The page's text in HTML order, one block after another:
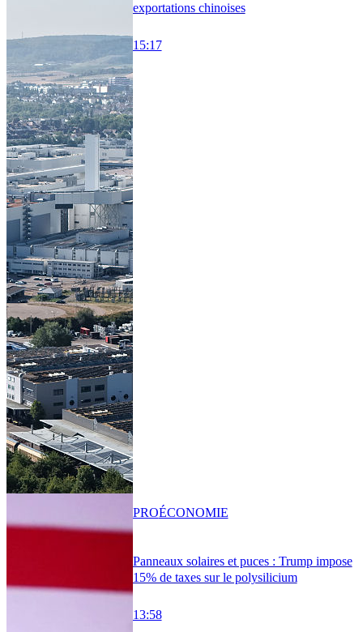
exportations chinoises
15:17
Panneaux solaires et puces : Trump impose
15% de taxes sur le polysilicium
13:58
PROÉCONOMIE